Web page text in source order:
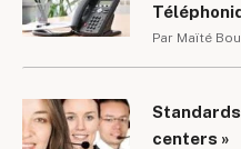
Par Maïté
centers »